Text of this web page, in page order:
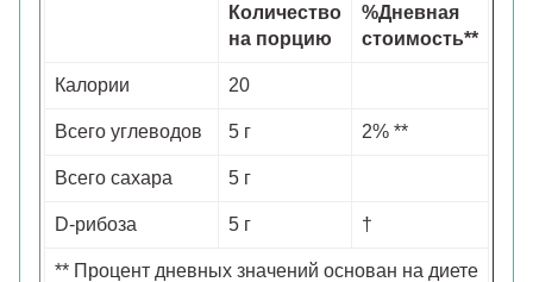
Количество
на порцию
%Дневная
стоимость**
Калории 20
Всего углеводов 5 г 2% **
Всего сахара 5 г
D-рибоза 5 г †
** Процент дневных значений основан на диете